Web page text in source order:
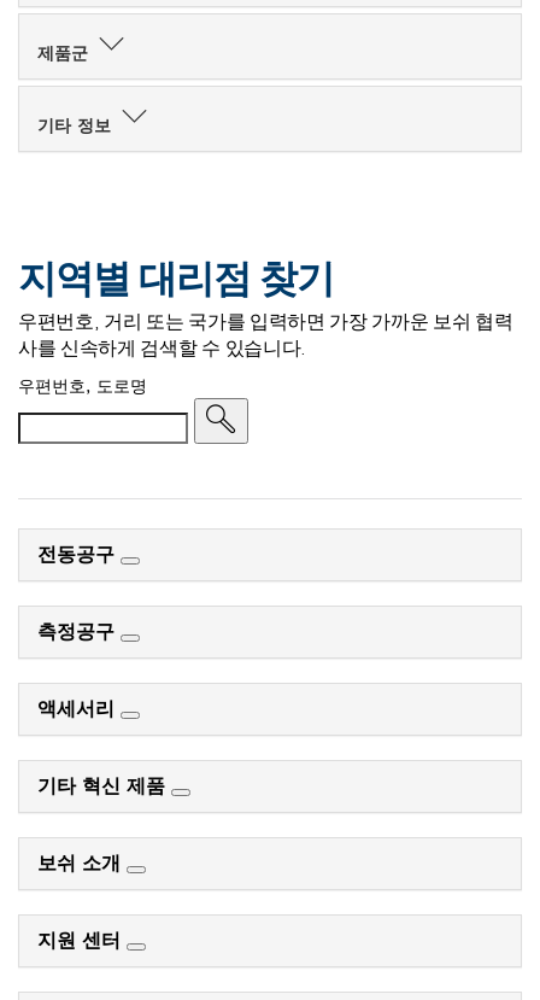
제품군
기타 정보
지역별 대리점 찾기
우편번호, 거리 또는 국가를 입력하면 가장 가까운 보쉬 협력
사를 신속하게 검색할 수 있습니다.
우편번호, 도로명
전동공구
측정공구
액세서리
기타 혁신 제품
보쉬 소개
지원 센터